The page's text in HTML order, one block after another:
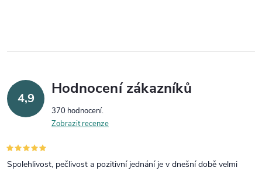
4,9
Hodnocení zákazníků
370 hodnocení
Zobrazit recenze
Spolehlivost, pečlivost a pozitivní jednání je v dnešní době velmi